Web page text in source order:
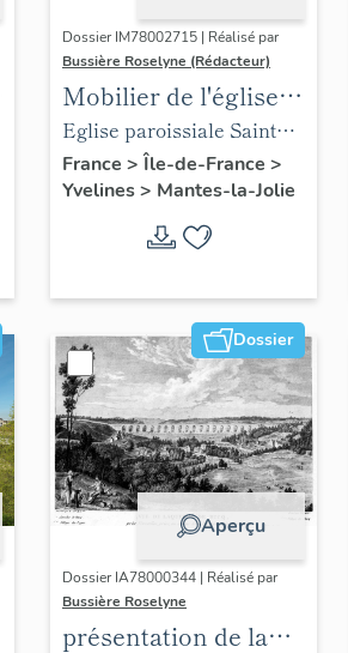
Dossier IM78002715 | Réalisé par
Bussière Roselyne (Rédacteur)
Mobilier de l'église
Sainte-Anne de
Gassicourt
Eglise paroissiale Sainte-
Anne
France > Île-de-France >
Yvelines> Mantes-la-Jolie
Dossier
Aperçu
Dossier IA78000344 | Réalisé par
Bussière Roselyne
présentation de la